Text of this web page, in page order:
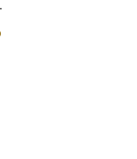
食堂